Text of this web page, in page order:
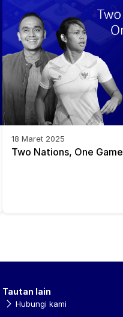
18 Maret 2025
Two Nations, One Game
Tautan lain
Hubungi kami